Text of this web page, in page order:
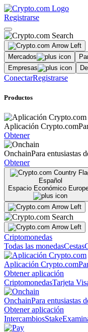
Registrarse
Mercados
Empresas
ConectarRegistrarse
Productos
Aplicación Crypto.com
Obtener
OnchainPara entusiastas
Obtener
Español
Espacio Económico
Criptomonedas
Todas las monedasCestas
Aplicación Crypto.com
Obtener aplicación
CriptomonedasTarjeta
OnchainPara entusiastas
Obtener aplicación
IntercambiosStake